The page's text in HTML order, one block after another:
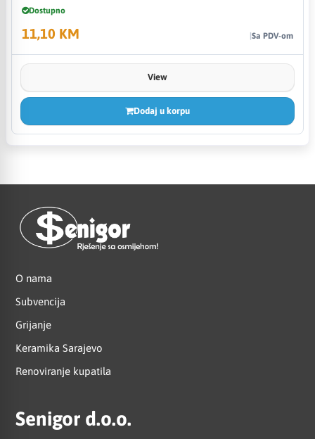
Dostupno
11,10 KM Sa PDV-om
View
Dodaj u korpu
O nama
Subvencija
Grijanje
Keramika Sarajevo
Renoviranje kupatila
Senigor d.o.o.